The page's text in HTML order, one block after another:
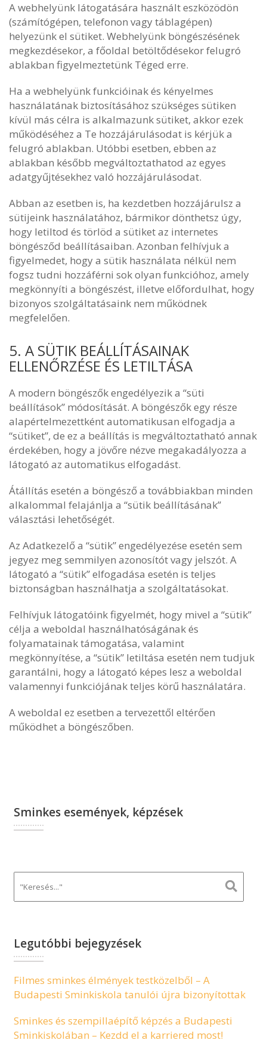
A webhelyünk látogatására használt eszközödön
(számítógépen, telefonon vagy táblagépen)
helyezünk el sütiket. Webhelyünk böngészésének
megkezdésekor, a főoldal betöltődésekor felugró
ablakban figyelmeztetünk Téged erre.
Ha a webhelyünk funkcióinak és kényelmes
használatának biztosításához szükséges sütiken
kívül más célra is alkalmazunk sütiket, akkor ezek
működéséhez a Te hozzájárulásodat is kérjük a
felugró ablakban. Utóbbi esetben, ebben az
ablakban később megváltoztathatod az egyes
adatgyűjtésekhez való hozzájárulásodat.
Abban az esetben is, ha kezdetben hozzájárulsz a
sütijeink használatához, bármikor dönthetsz úgy,
hogy letiltod és törlöd a sütiket az internetes
böngésződ beállításaiban. Azonban felhívjuk a
figyelmedet, hogy a sütik használata nélkül nem
fogsz tudni hozzáférni sok olyan funkcióhoz, amely
megkönnyíti a böngészést, illetve előfordulhat, hogy
bizonyos szolgáltatásaink nem működnek
megfelelően.
5. A SÜTIK BEÁLLÍTÁSAINAK
ELLENŐRZÉSE ÉS LETILTÁSA
A modern böngészők engedélyezik a “süti
beállítások” módosítását. A böngészők egy része
alapértelmezettként automatikusan elfogadja a
“sütiket”, de ez a beállítás is megváltoztatható annak
érdekében, hogy a jövőre nézve megakadályozza a
látogató az automatikus elfogadást.
Átállítás esetén a böngésző a továbbiakban minden
alkalommal felajánlja a “sütik beállításának”
választási lehetőségét.
Az Adatkezelő a “sütik” engedélyezése esetén sem
jegyez meg semmilyen azonosítót vagy jelszót. A
látogató a “sütik” elfogadása esetén is teljes
biztonságban használhatja a szolgáltatásokat.
Felhívjuk látogatóink figyelmét, hogy mivel a “sütik”
célja a weboldal használhatóságának és
folyamatainak támogatása, valamint
megkönnyítése, a “sütik” letiltása esetén nem tudjuk
garantálni, hogy a látogató képes lesz a weboldal
valamennyi funkciójának teljes körű használatára.
A weboldal ez esetben a tervezettől eltérően
működhet a böngészőben.
Sminkes események, képzések
Legutóbbi bejegyzések
Filmes sminkes élmények testközelből – A
Budapesti Sminkiskola tanulói újra bizonyítottak
Sminkes és szempillaépítő képzés a Budapesti
Sminkiskolában – Kezdd el a karriered most!